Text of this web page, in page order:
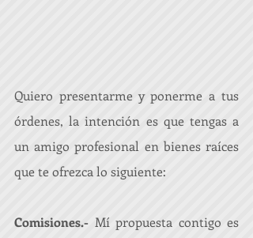
Quiero presentarme y ponerme a tus
órdenes, la intención es que tengas a
un amigo profesional en bienes raíces
que te ofrezca lo siguiente:
Comisiones.- Mí propuesta contigo es